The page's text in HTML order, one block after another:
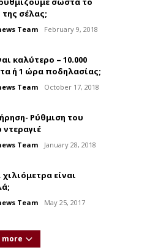
σέλας;
Team February 9, 2018
καλύτερο – 10.000
ή 1 ώρα ποδηλασίας;
Team October 17, 2018
Ρύθμιση του
Team January 28, 2018
είναι
Team May 25, 2017
more